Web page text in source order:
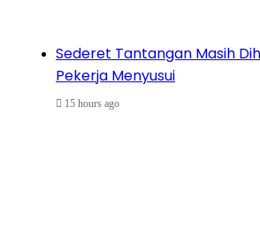
Sederet Tantangan Masih
Pekerja Menyusui
15 hours ago